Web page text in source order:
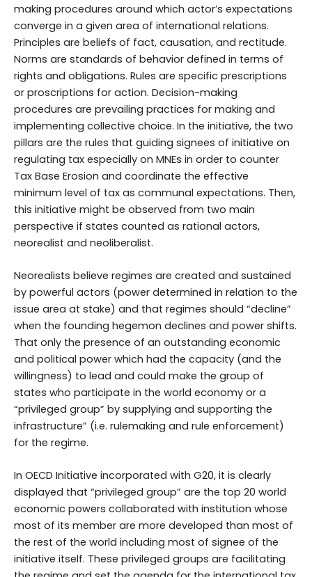
making procedures around which actor’s expectations
converge in a given area of international relations.
Principles are beliefs of fact, causation, and rectitude.
Norms are standards of behavior defined in terms of
rights and obligations. Rules are specific prescriptions
or proscriptions for action. Decision-making
procedures are prevailing practices for making and
implementing collective choice. In the initiative, the two
pillars are the rules that guiding signees of initiative on
regulating tax especially on MNEs in order to counter
Tax Base Erosion and coordinate the effective
minimum level of tax as communal expectations. Then,
this initiative might be observed from two main
perspective if states counted as rational actors,
neorealist and neoliberalist.
Neorealists believe regimes are created and sustained
by powerful actors (power determined in relation to the
issue area at stake) and that regimes should “decline”
when the founding hegemon declines and power shifts.
That only the presence of an outstanding economic
and political power which had the capacity (and the
willingness) to lead and could make the group of
states who participate in the world economy or a
“privileged group” by supplying and supporting the
infrastructure” (i.e. rulemaking and rule enforcement)
for the regime.
In OECD Initiative incorporated with G20, it is clearly
displayed that “privileged group” are the top 20 world
economic powers collaborated with institution whose
most of its member are more developed than most of
the rest of the world including most of signee of the
initiative itself. These privileged groups are facilitating